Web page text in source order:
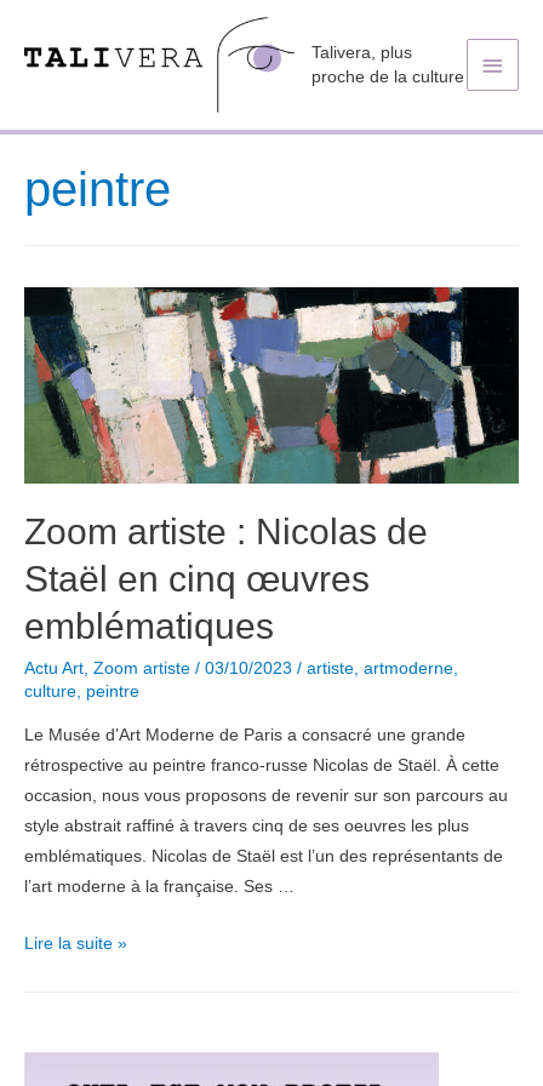
Talivera, plus
proche de la culture
Menu
peintre
Zoom artiste : Nicolas de
Staël en cinq œuvres
emblématiques
Actu Art, Zoom artiste / 03/10/2023 / artiste, artmoderne,
culture, peintre
Le Musée d’Art Moderne de Paris a consacré une grande
rétrospective au peintre franco-russe Nicolas de Staël. À cette
occasion, nous vous proposons de revenir sur son parcours au
style abstrait raffiné à travers cinq de ses oeuvres les plus
emblématiques. Nicolas de Staël est l’un des représentants de
l’art moderne à la française. Ses …
Zoom
Lire la suite »